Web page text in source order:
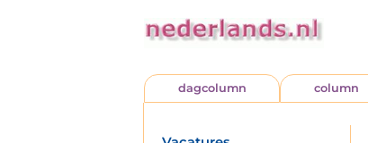
dagcolumn column